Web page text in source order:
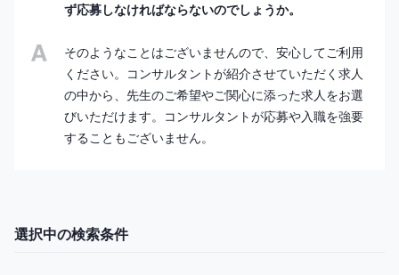
ず応募しなければならないのでしょうか。
そのようなことはございませんので、安心してご利用
ください。コンサルタントが紹介させていただく求人
の中から、先生のご希望やご関心に添った求人をお選
びいただけます。コンサルタントが応募や入職を強要
することもございません。
選択中の検索条件